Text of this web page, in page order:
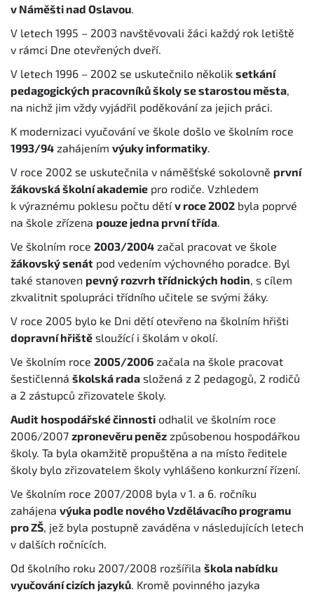
v Náměšti nad Oslavou.
V letech 1995 – 2003 navštěvovali žáci každý rok letiště
v rámci Dne otevřených dveří.
V letech 1996 – 2002 se uskutečnilo několik setkání
pedagogických pracovníků školy se starostou města,
na nichž jim vždy vyjádřil poděkování za jejich práci.
K modernizaci vyučování ve škole došlo ve školním roce
1993/94 zahájením výuky informatiky.
V roce 2002 se uskutečnila v náměšťské sokolovně první
žákovská školní akademie pro rodiče. Vzhledem
k výraznému poklesu počtu dětív roce 2002 byla poprvé
na škole zřízena pouze jedna první třída.
Ve školním roce 2003/2004 začal pracovat ve škole
žákovský senát pod vedením výchovného poradce. Byl
také stanoven pevný rozvrh třídnických hodin, s cílem
zkvalitnit spolupráci třídního učitele se svými žáky.
V roce 2005 bylo ke Dni dětí otevřeno na školním hřišti
dopravní hřiště sloužící i školám v okolí.
Ve školním roce 2005/2006 začala na škole pracovat
šestičlenná školská rada složená z 2 pedagogů, 2 rodičů
a 2 zástupců zřizovatele školy.
Audit hospodářské činnosti odhalil ve školním roce
2006/2007 zpronevěru peněz způsobenou hospodářkou
školy. Ta byla okamžitě propuštěna a na místo ředitele
školy bylo zřizovatelem školy vyhlášeno konkurzní řízení.
Ve školním roce 2007/2008 byla v 1. a 6. ročníku
zahájena výuka podle nového Vzdělávacího programu
pro ZŠ, jež byla postupně zaváděna v následujících letech
v dalších ročnících.
Od školního roku 2007/2008 rozšířila škola nabídku
vyučování cizích jazyků. Kromě povinného jazyka